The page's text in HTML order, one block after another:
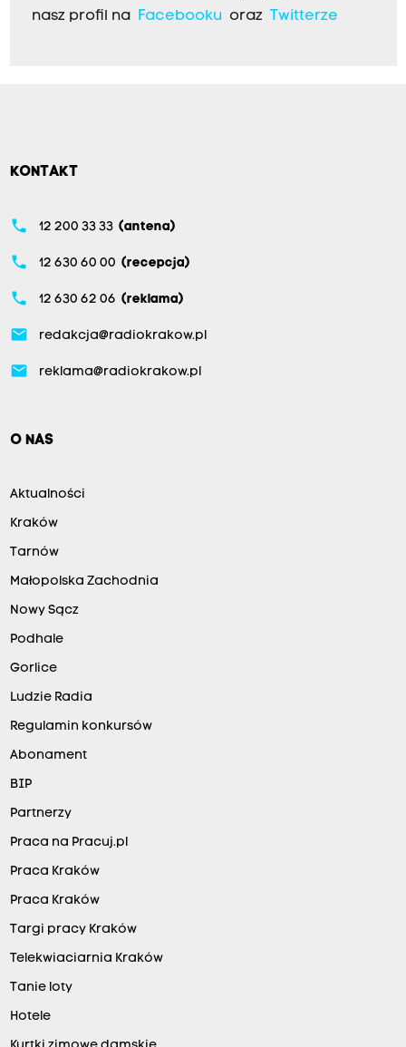
nasz profil na Facebookuoraz Twitterze
KONTAKT
phone 12 200 33 33 (antena)
phone 12 630 60 00 (recepcja)
phone 12 630 62 06 (reklama)
email redakcja@radiokrakow.pl
email reklama@radiokrakow.pl
O NAS
Aktualności
Kraków
Tarnów
Małopolska Zachodnia
Nowy Sącz
Podhale
Gorlice
Ludzie Radia
Regulamin konkursów
Abonament
BIP
Partnerzy
Praca na Pracuj.pl
Praca Kraków
Praca Kraków
Targi pracy Kraków
Telekwiaciarnia Kraków
Tanie loty
Hotele